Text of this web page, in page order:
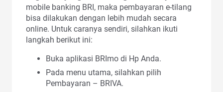
mobile banking BRI, maka pembayaran e-tilang
bisa dilakukan dengan lebih mudah secara
online. Untuk caranya sendiri, silahkan ikuti
langkah berikut ini:
Buka aplikasi BRImo di Hp Anda.
Pada menu utama, silahkan pilih
Pembayaran – BRIVA.